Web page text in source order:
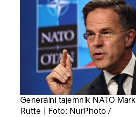
Generální tajemník NATO Mark
Rutte | Foto: NurPhoto /